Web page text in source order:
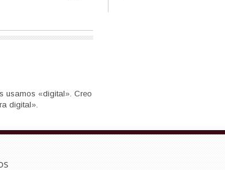
usamos «digital». Creo
digital».